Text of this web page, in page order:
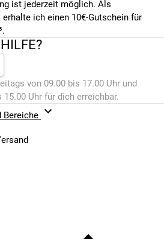
ist jederzeit möglich. Als
ich einen 10€-Gutschein für
von 09.00 bis 17.00 Uhr und
Uhr für dich erreichbar.
Bereiche